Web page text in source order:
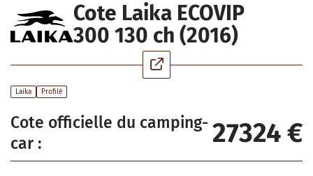
Cote Laika ECOVIP
300 130 ch (2016)
Laika Profilé
Cote officielle du camping-
car :
27324 €